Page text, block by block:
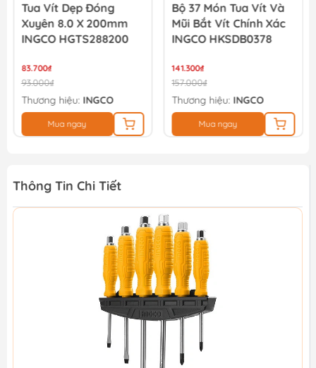
Tua Vít Dẹp Đóng
Xuyên 8.0 X 200mm
INGCO HGTS288200
83.700₫
93.000₫
Thương hiệu: INGCO
Mua ngay
Bộ 37 Món Tua Vít Và
Mũi Bắt Vít Chính Xác
INGCO HKSDB0378
141.300₫
157.000₫
Thương hiệu: INGCO
Mua ngay
Thông Tin Chi Tiết